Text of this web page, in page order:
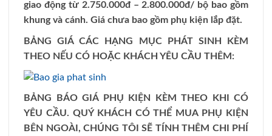
giao động từ 2.750.000đ – 2.800.000đ/ bộ bao gồm
khung và cánh. Giá chưa bao gồm phụ kiện lắp đặt.
BẢNG GIÁ CÁC HẠNG MỤC PHÁT SINH KÈM
THEO NẾU CÓ HOẶC KHÁCH YÊU CẦU THÊM:
BẢNG BÁO GIÁ PHỤ KIỆN KÈM THEO KHI CÓ
YÊU CẦU. QUÝ KHÁCH CÓ THỂ MUA PHỤ KIỆN
BÊN NGOÀI, CHÚNG TÔI SẼ TÍNH THÊM CHI PHÍ